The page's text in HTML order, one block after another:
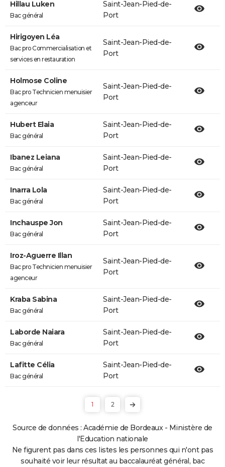
Hillau Luken
Bac général
Saint-Jean-Pied-de-
Port
Hirigoyen Léa
Bac pro Commercialisation et
services en restauration
Saint-Jean-Pied-de-
Port
Holmose Coline
Bac pro Technicien menuisier
agenceur
Saint-Jean-Pied-de-
Port
Hubert Elaia
Bac général
Saint-Jean-Pied-de-
Port
Ibanez Leiana
Bac général
Saint-Jean-Pied-de-
Port
Inarra Lola
Bac général
Saint-Jean-Pied-de-
Port
Inchauspe Jon
Bac général
Saint-Jean-Pied-de-
Port
Iroz-Aguerre Illan
Bac pro Technicien menuisier
agenceur
Saint-Jean-Pied-de-
Port
Kraba Sabina
Bac général
Saint-Jean-Pied-de-
Port
Laborde Naiara
Bac général
Saint-Jean-Pied-de-
Port
Lafitte Célia
Bac général
Saint-Jean-Pied-de-
Port
1 2
Source de données : Académie de Bordeaux - Ministère de
l'Education nationale
Ne figurent pas dans ces listes les personnes qui n'ont pas
souhaité voir leur résultat au baccalauréat général, bac